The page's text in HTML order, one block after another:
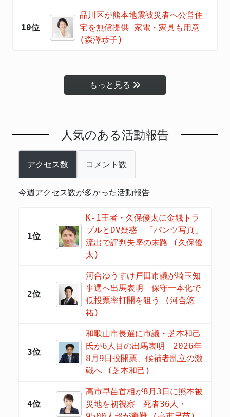
10位
品川区が熊本地震被災者へ公営住
宅を無償提供 家電・家具も用意
(森澤恭子)
もっと見る
人気のある活動報告
アクセス数 コメント数
今週アクセス数が多かった活動報告
1位
K-1王者・久保優太に金銭トラ
ブルとDV疑惑 「パンツ写真」
流出で評判失墜の末路 (久保優
太)
2位
河合ゆうすけ戸田市議が埼玉知
事選へ出馬表明 保守一本化で
低投票率打開を狙う (河合悠
祐)
3位
和歌山市長選に市議・芝本和己
氏が6人目の出馬表明 2026年
8月9日投開票、候補者乱立の激
戦へ (芝本和己)
4位
高市早苗首相が8月3日に熊本被
災地を初視察 死者36人・